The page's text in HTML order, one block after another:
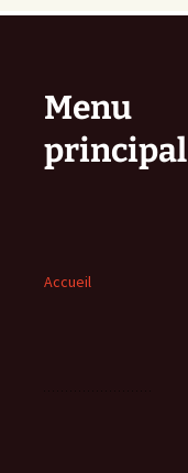
Menu
principal
Accueil